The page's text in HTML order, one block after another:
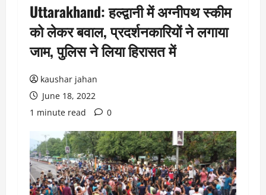
Uttarakhand: हल्द्वानी में अग्नीपथ स्कीम
को लेकर बवाल, प्रदर्शनकारियों ने लगाया
जाम, पुलिस ने लिया हिरासत में
kaushar jahan
June 18, 2022
1 minute read
0